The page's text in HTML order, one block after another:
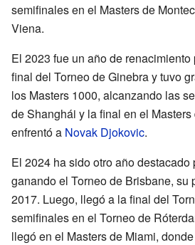
semifinales en el Masters de
Viena.
El 2023 fue un año de
final del Torneo de Ginebra y tuvo
los Masters 1000, alcanzando las
de Shanghái y la final en el
enfrentó a Novak Djokovic.
El 2024 ha sido otro año destacado
ganando el Torneo de Brisbane, su
2017. Luego, llegó a la final del
semifinales en el Torneo de
llegó en el Masters de Miami,